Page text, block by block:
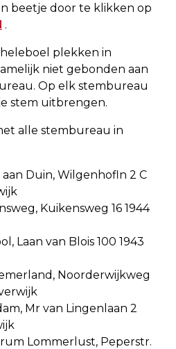
beetje door te klikken op
.
plekken in
niet gebonden aan
Op elk stembureau
stem uitbrengen.
alle stembureau in
Duin, Wilgenhofln 2 C
Kuikensweg 16 1944
Laan van Blois 100 1943
Noorderwijkweg
Mr van Lingenlaan 2
Lommerlust, Peperstr.